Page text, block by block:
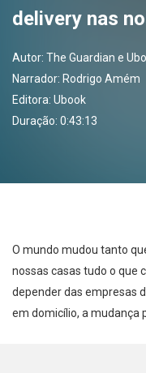
delivery nas
Autor: The Guardian e
Narrador: Rodrigo Amém
Editora: Ubook
Duração: 0:43:13
O mundo mudou tanto
nossas casas tudo o que
depender das empresas
em domicílio, a mudança